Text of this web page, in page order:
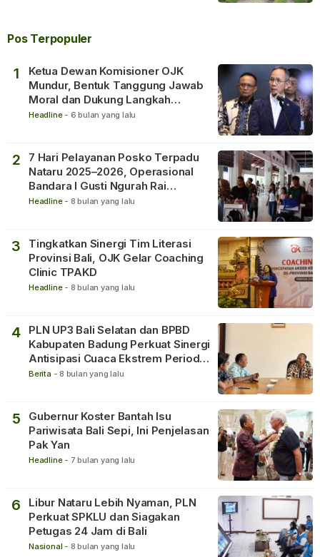
Pos Terpopuler
1
Ketua Dewan Komisioner OJK
Mundur, Bentuk Tanggung Jawab
Moral dan Dukung Langkah
Pemulihan
Headline - 6 bulan yang lalu
2
7 Hari Pelayanan Posko Terpadu
Nataru 2025–2026, Operasional
Bandara I Gusti Ngurah Rai
Berjalan Lancar
Headline - 8 bulan yang lalu
3
Tingkatkan Sinergi Tim Literasi
Provinsi Bali, OJK Gelar Coaching
Clinic TPAKD
Headline - 8 bulan yang lalu
4
PLN UP3 Bali Selatan dan BPBD
Kabupaten Badung Perkuat Sinergi
Antisipasi Cuaca Ekstrem Periode
Nataru
Berita - 8 bulan yang lalu
5
Gubernur Koster Bantah Isu
Pariwisata Bali Sepi, Ini Penjelasan
Pak Yan
Headline - 7 bulan yang lalu
6
Libur Nataru Lebih Nyaman, PLN
Perkuat SPKLU dan Siagakan
Petugas 24 Jam di Bali
Nasional - 8 bulan yang lalu